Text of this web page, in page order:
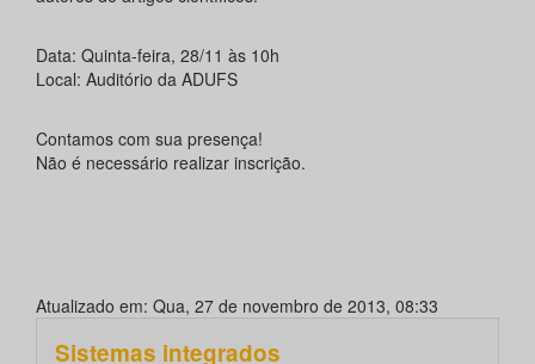
Data: Quinta-feira, 28/11 às 10h
Local: Auditório da ADUFS
Contamos com sua presença!
Não é necessário realizar inscrição.
Atualizado em: Qua, 27 de novembro de 2013, 08:33
Sistemas integrados